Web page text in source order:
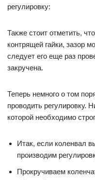
регулировку:
Также стоит отметить,
контрящей гайки, зазор
следует его еще раз
закручена.
Теперь немного о том
проводить регулировку.
которой необходимо
Итак, если коленвал
производим
Прокручиваем